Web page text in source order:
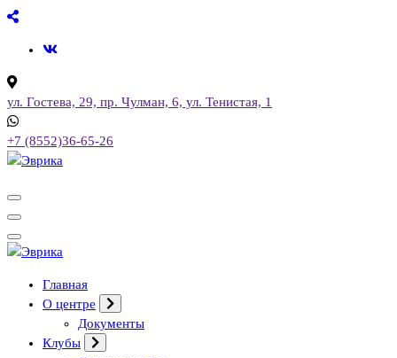
Перейти
содержимому
ул. Гостева, 29, пр. Чулман, 6, ул. Тенистая, 1
+7 (8552)36-65-26
Городской культурный центр, г. Набережные Челны
Городской культурный центр, г. Набережные Челны
Главная
О центре
Документы
Клубы